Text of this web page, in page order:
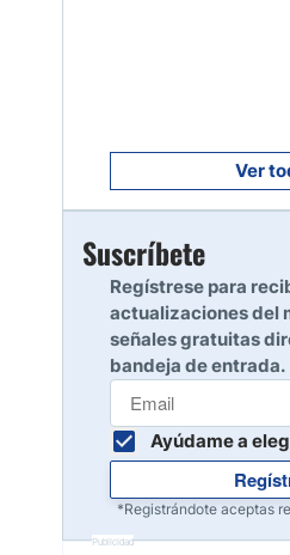
10
Ver
Suscríbete
Regístrese para
actualizaciones del
señales gratuitas
bandeja de entrada.
Ayúdame a
*Registrándote aceptas
Publicidad